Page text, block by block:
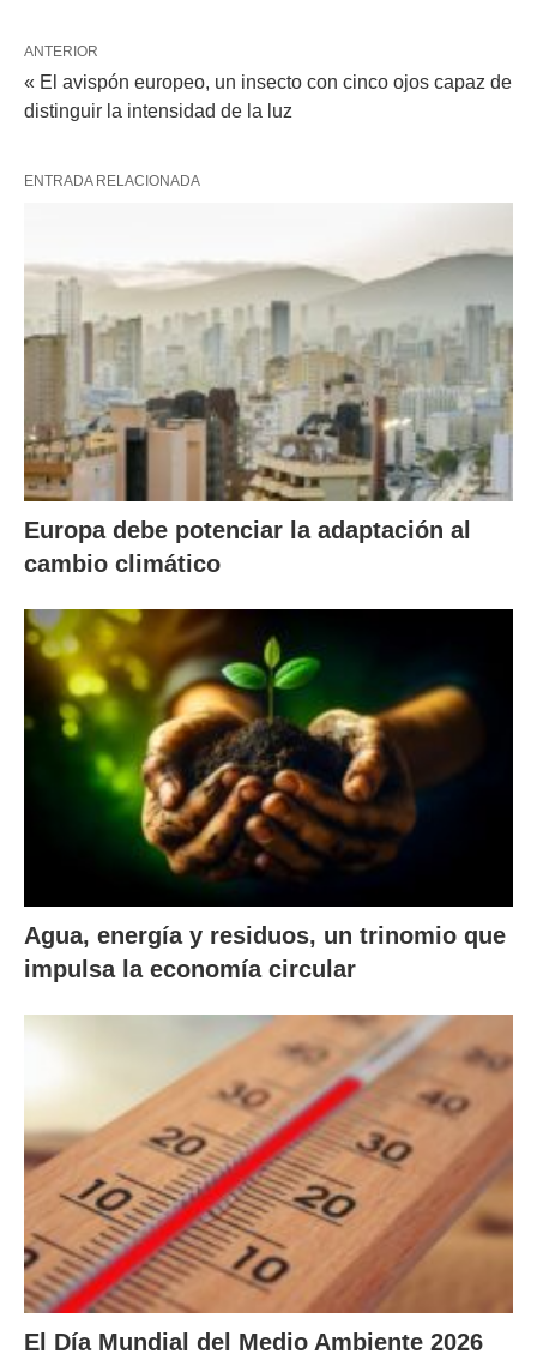
ANTERIOR
« El avispón europeo, un insecto con cinco ojos capaz de
distinguir la intensidad de la luz
ENTRADA RELACIONADA
Europa debe potenciar la adaptación al
cambio climático
Agua, energía y residuos, un trinomio que
impulsa la economía circular
El Día Mundial del Medio Ambiente 2026